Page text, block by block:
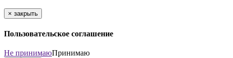
× закрыть
Пользовательское соглашение
Не принимаюПринимаю